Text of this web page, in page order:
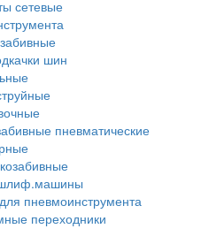
сетевые
шин
пневматические
шлиф.машины
пневмоинструмента
переходники